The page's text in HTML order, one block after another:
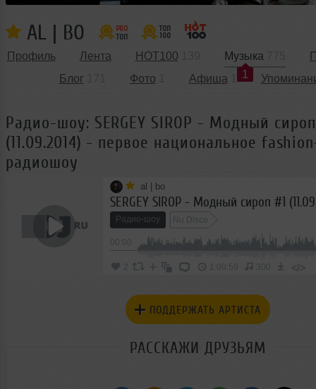
AL | BO
Профиль Лента HOT100
Музыка
1
Блог
Фото Афиша
Радио-шоу: SERGEY SIROP - Модный
(11.09.2014) - первое национальное
радиошоу
al | bo
Радио-шоу Nu Disco
2 1:00:59 300 </>
ПОДДЕРЖАТЬ АРТИСТА
РАССКАЖИ ДРУЗЬЯМ